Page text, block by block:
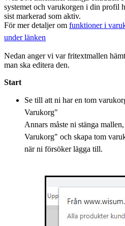
systemet och varukorgen i din profil
sist markerad som aktiv.
För mer detaljer om funktioner i
under länken
Nedan anger vi var fritextmallen
man ska editera den.
Start
Se till att ni har en tom
Varukorg"
Annars måste ni stänga
Varukorg" och skapa tom
när ni försöker lägga till.